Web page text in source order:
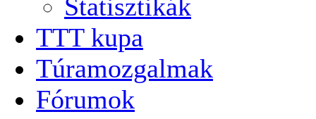
Statisztikák
TTT kupa
Túramozgalmak
Fórumok